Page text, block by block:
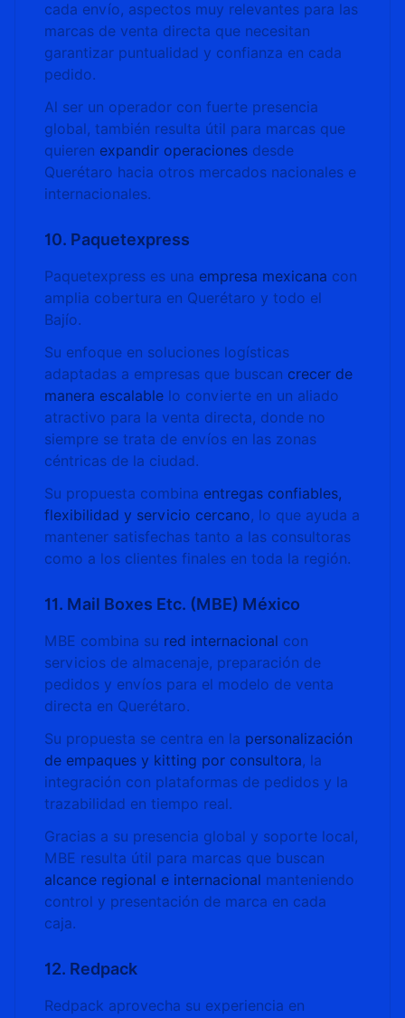
cada envío, aspectos muy relevantes para las
marcas de venta directa que necesitan
garantizar puntualidad y confianza en cada
pedido.
Al ser un operador con fuerte presencia
global, también resulta útil para marcas que
quieren expandir operaciones desde
Querétaro hacia otros mercados nacionales e
internacionales.
10. Paquetexpress
Paquetexpress es una empresa mexicana con
amplia cobertura en Querétaro y todo el
Bajío.
Su enfoque en soluciones logísticas
adaptadas a empresas que buscan crecer de
manera escalable lo convierte en un aliado
atractivo para la venta directa, donde no
siempre se trata de envíos en las zonas
céntricas de la ciudad.
Su propuesta combina entregas confiables,
flexibilidad y servicio cercano, lo que ayuda a
mantener satisfechas tanto a las consultoras
como a los clientes finales en toda la región.
11. Mail Boxes Etc. (MBE) México
MBE combina su red internacional con
servicios de almacenaje, preparación de
pedidos y envíos para el modelo de venta
directa en Querétaro.
Su propuesta se centra en la personalización
de empaques y kitting por consultora, la
integración con plataformas de pedidos y la
trazabilidad en tiempo real.
Gracias a su presencia global y soporte local,
MBE resulta útil para marcas que buscan
alcance regional e internacional manteniendo
control y presentación de marca en cada
caja.
12. Redpack
Redpack aprovecha su experiencia en